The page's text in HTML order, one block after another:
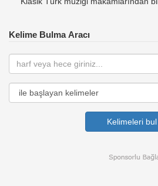
Kelime Bulma Aracı